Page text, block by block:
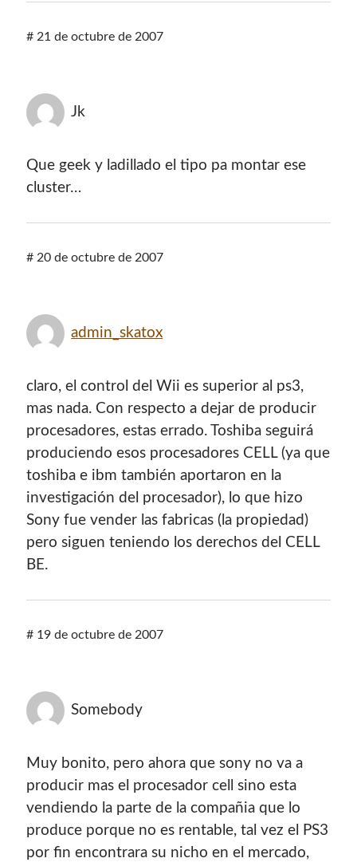
Tutoriales
Descargas
# 21 de octubre de 2007
Jk
Que geek y ladillado el tipo pa montar ese
cluster…
# 20 de octubre de 2007
admin_skatox
claro, el control del Wii es superior al ps3,
mas nada. Con respecto a dejar de producir
procesadores, estas errado. Toshiba seguirá
produciendo esos procesadores CELL (ya que
toshiba e ibm también aportaron en la
investigación del procesador), lo que hizo
Sony fue vender las fabricas (la propiedad)
pero siguen teniendo los derechos del CELL
BE.
# 19 de octubre de 2007
Somebody
Muy bonito, pero ahora que sony no va a
producir mas el procesador cell sino esta
vendiendo la parte de la compañia que lo
produce porque no es rentable, tal vez el PS3
por fin encontrara su nicho en el mercado,